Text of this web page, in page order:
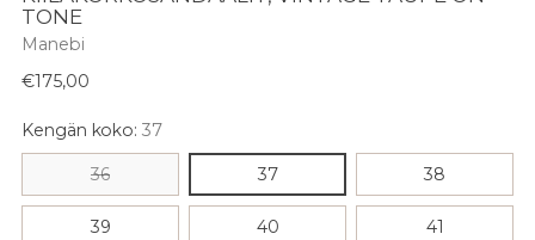
TONE
Manebi
Normaali
€175,00
Kengän koko:37
36 37 38
39 40 41